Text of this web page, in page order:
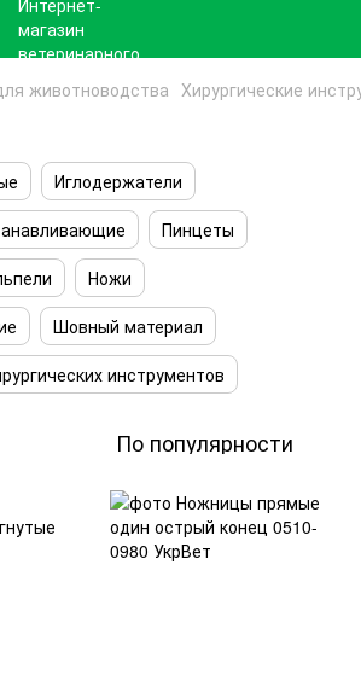
животноводства Хирургические
Иглодержатели
Пинцеты
Ножи
Шовный материал
инструментов
По популярности